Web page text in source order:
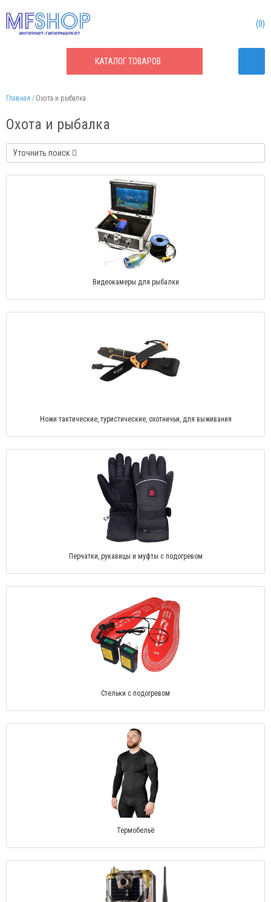
КАТАЛОГТОВАРОВ
0
Главная Охота и рыбалка
Охота и рыбалка
Уточнить поиск
Видеокамеры для рыбалки
Ножи тактические, туристические, охотничьи, для выживания
Перчатки, рукавицы и муфты с подогревом
Стельки с подогревом
Термобельё